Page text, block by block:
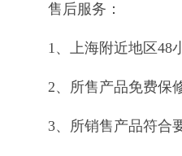
售后服务：
1、上海附近地区48
2、所售产品免费保
3、所销售产品符合